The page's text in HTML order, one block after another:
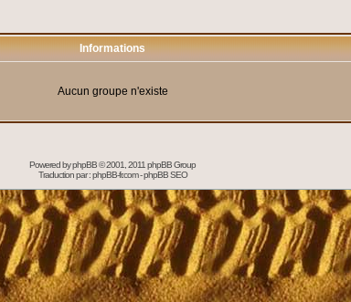
Informations
Aucun groupe n'existe
Powered byphpBB© 2001, 2011 phpBB Group
Traduction par :phpBB-fr.com-phpBB SEO